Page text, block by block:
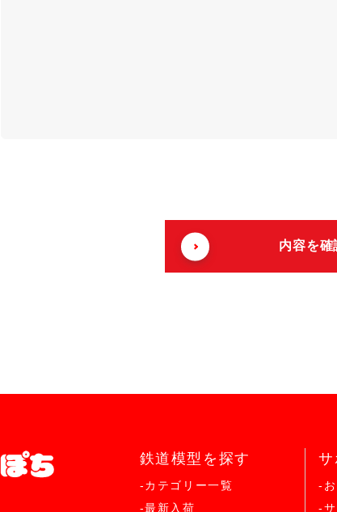
鉄道模型を探す
-カテゴリー一覧
-最新入荷
サ
-
-